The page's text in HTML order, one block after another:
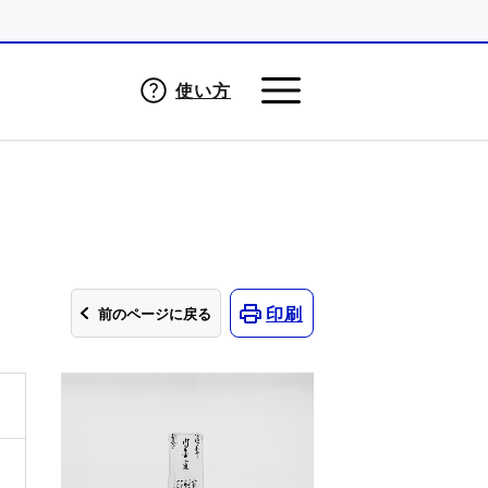
使い方
前のページに戻る 印刷